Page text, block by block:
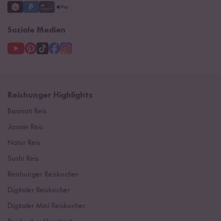
Soziale Medien
Reishunger Highlights
Basmati Reis
Jasmin Reis
Natur Reis
Sushi Reis
Reishunger Reiskocher
Digitaler Reiskocher
Digitaler Mini Reiskocher